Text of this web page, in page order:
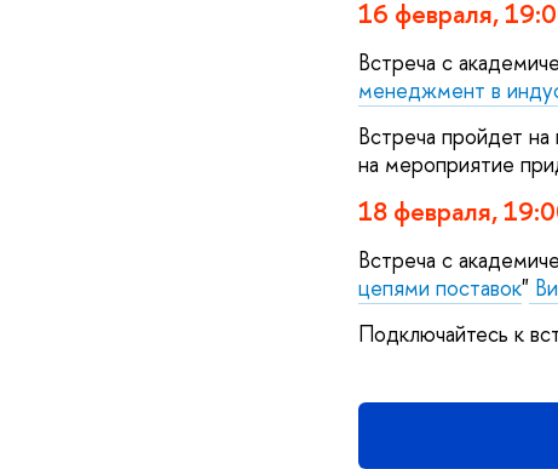
16 февраля,
Встреча с
менеджмент в
Встреча пройдет
на мероприятие
18 февраля,
Встреча с
цепями поставок"
Подключайтесь к